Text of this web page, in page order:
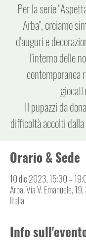
Per la serie
Arba", creiamo
d'auguri e
l'interno delle
contemporanea
Il pupazzi da
difficoltà accolti
Orario & Sede
10 dic 2023, 15:30 –
Arba, Via V. Emanuele,
Italia
Info